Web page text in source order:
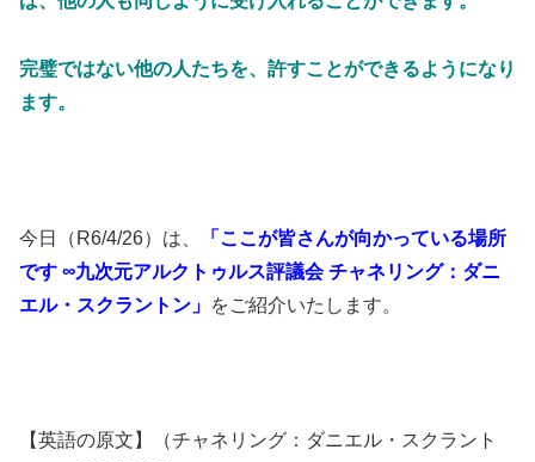
完璧ではない他の人たちを、許すことができるようになり
ます。
今日（R6/4/26）は、
「ここが皆さんが向かっている場所
です ∞九次元アルクトゥルス評議会 チャネリング：ダニ
エル・スクラントン」 をご紹介いたします。
【英語の原文】（チャネリング：ダニエル・スクラント